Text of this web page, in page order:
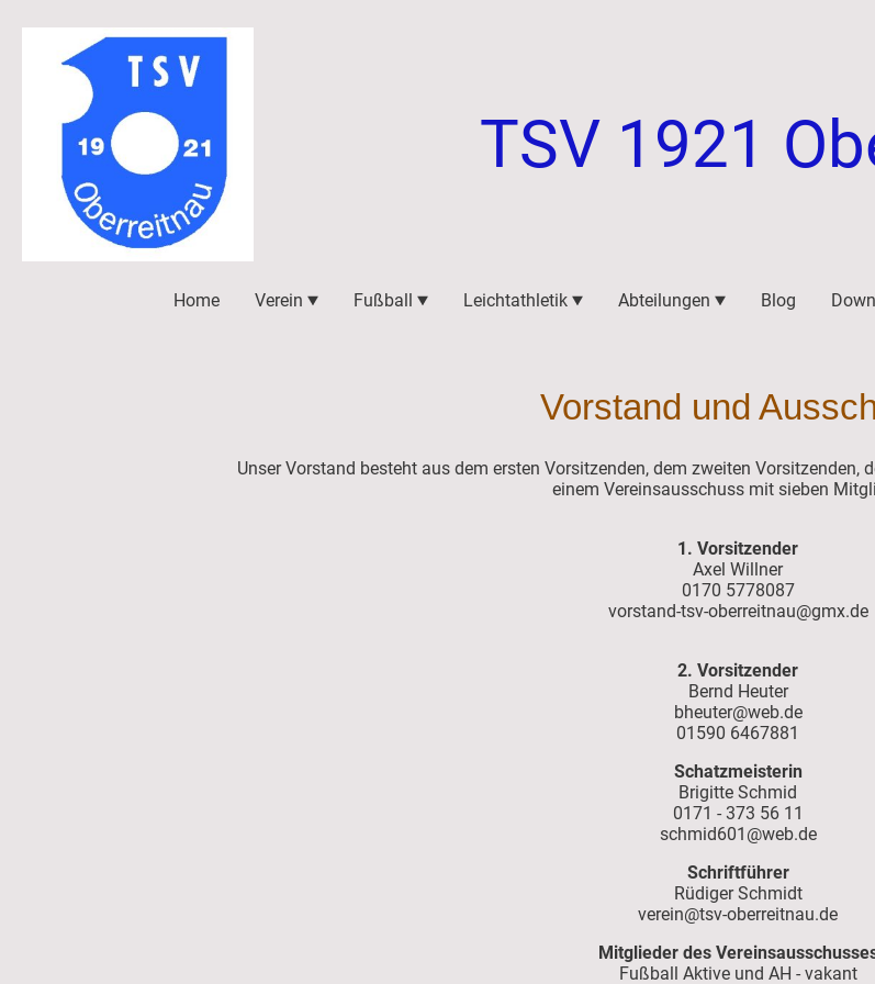
TSV 1921
Home Verein Fußball Leichtathletik Abteilungen Blog
Vorstand und
Unser Vorstand besteht aus dem ersten Vorsitzenden, dem zweiten
einem Vereinsausschuss mit sieben
1. Vorsitzender
Axel Willner
0170 5778087
vorstand-tsv-oberreitnau@gmx.de
2. Vorsitzender
Bernd Heuter
bheuter@web.de
01590 6467881
Schatzmeisterin
Brigitte Schmid
0171 - 373 56 11
schmid601@web.de
Schriftführer
Rüdiger Schmidt
verein@tsv-oberreitnau.de
Mitglieder des
Fußball Aktive und AH - vakant